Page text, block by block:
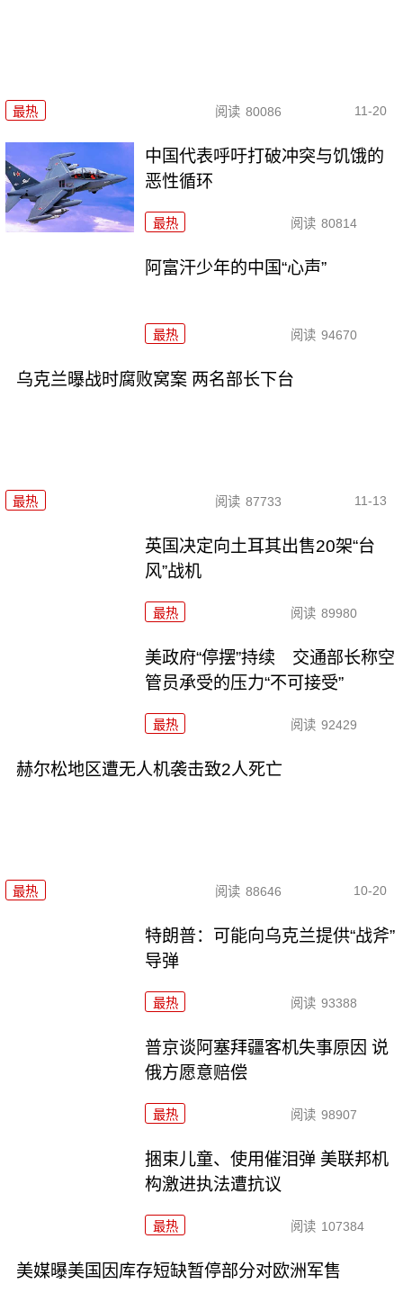
最热 阅读 80086 11-20
中国代表呼吁打破冲突与饥饿的
恶性循环
最热 阅读 80814
阿富汗少年的中国“心声”
最热 阅读 94670
乌克兰曝战时腐败窝案 两名部长下台
最热 阅读 87733 11-13
英国决定向土耳其出售20架“台
风”战机
最热 阅读 89980
美政府“停摆”持续 交通部长称空
管员承受的压力“不可接受”
最热 阅读 92429
赫尔松地区遭无人机袭击致2人死亡
最热 阅读 88646 10-20
特朗普：可能向乌克兰提供“战斧”
导弹
最热 阅读 93388
普京谈阿塞拜疆客机失事原因 说
俄方愿意赔偿
最热 阅读 98907
捆束儿童、使用催泪弹 美联邦机
构激进执法遭抗议
最热 阅读 107384
美媒曝美国因库存短缺暂停部分对欧洲军售